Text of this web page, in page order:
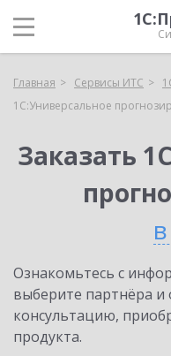
Главная Сервисы ИТС
1С:Универсальное
Заказать
Ознакомьтесь с
выберите партнёра и
консультацию,
продукта.